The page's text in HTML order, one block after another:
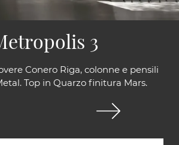
Conero Riga, colonne e pensili
Top in Quarzo finitura Mars.
3